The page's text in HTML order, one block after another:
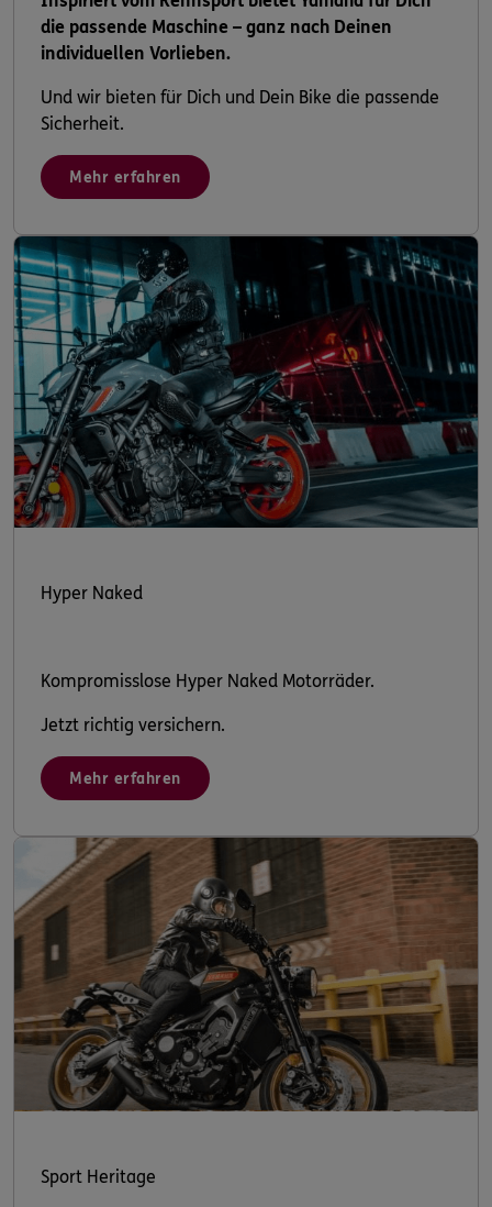
die passende Maschine – ganz nach Deinen
individuellen Vorlieben.
Und wir bieten für Dich und Dein Bike die passende
Sicherheit.
Mehr erfahren
Hyper Naked
Kompromisslose Hyper Naked Motorräder.
Jetzt richtig versichern.
Mehr erfahren
Sport Heritage